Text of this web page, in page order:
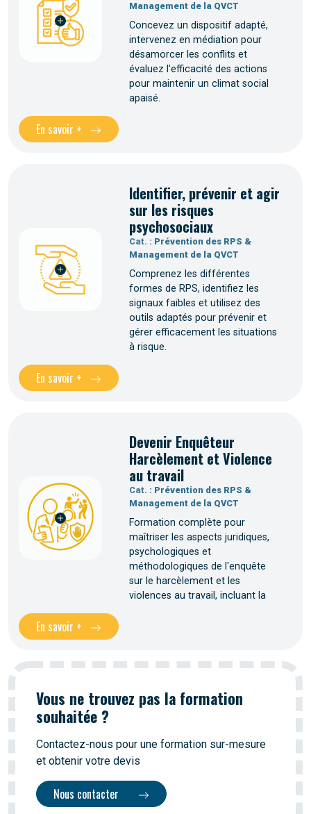
Management de la QVCT
Concevez un dispositif adapté,
intervenez en médiation pour
désamorcer les conflits et
évaluez l’efficacité des actions
pour maintenir un climat social
apaisé.
En savoir +
Identifier, prévenir et agir
sur les risques
psychosociaux
Cat. : Prévention des RPS &
Management de la QVCT
Comprenez les différentes
formes de RPS, identifiez les
signaux faibles et utilisez des
outils adaptés pour prévenir et
gérer efficacement les situations
à risque.
En savoir +
Devenir Enquêteur
Harcèlement et Violence
au travail
Cat. : Prévention des RPS &
Management de la QVCT
Formation complète pour
maîtriser les aspects juridiques,
psychologiques et
méthodologiques de l'enquête
sur le harcèlement et les
violences au travail, incluant la
En savoir +
Vous ne trouvez pas la formation
souhaitée ?
Contactez-nous pour une formation sur-mesure
et obtenir votre devis
Nous contacter